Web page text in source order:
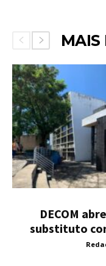
MAIS
DECOM
substituto